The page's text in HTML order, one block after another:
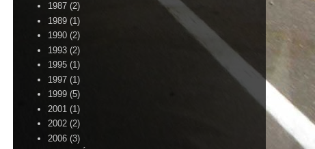
1987 (2)
1989 (1)
1990 (2)
1993 (2)
1995 (1)
1997 (1)
1999 (5)
2001 (1)
2002 (2)
2006 (3)